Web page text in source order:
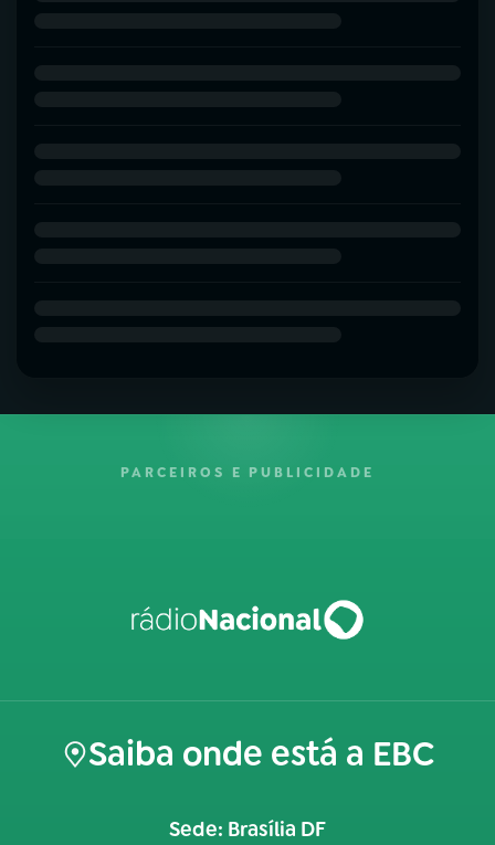
PARCEIROS E PUBLICIDADE
Saiba onde está a EBC
Sede: Brasília DF